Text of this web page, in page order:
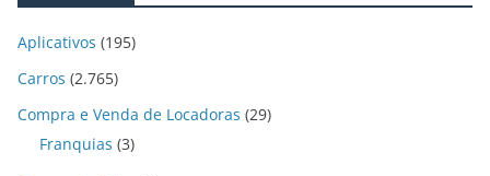
Aplicativos (195)
Carros (2.765)
Compra e Venda de Locadoras (29)
Franquias (3)